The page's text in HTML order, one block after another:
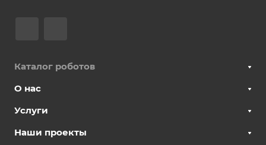
Каталог роботов
О нас
Услуги
Наши проекты